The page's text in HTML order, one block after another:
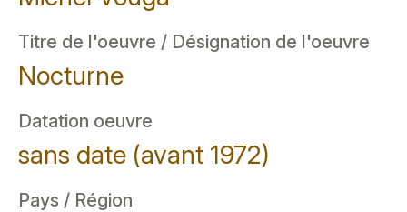
Titre de l'oeuvre / Désignation de l'oeuvre
Nocturne
Datation oeuvre
sans date (avant 1972)
Pays / Région